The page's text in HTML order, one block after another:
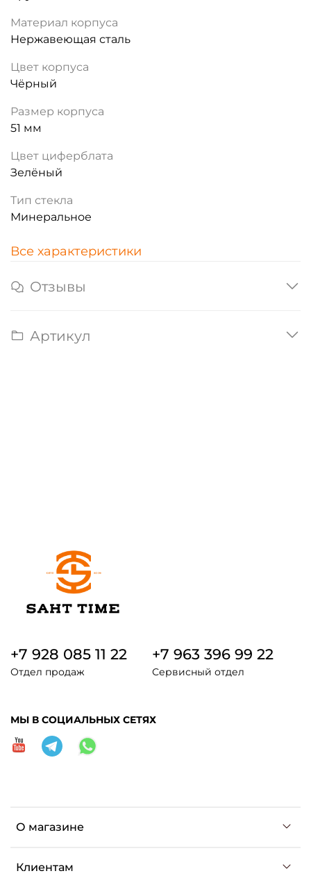
Материал корпуса
Нержавеющая сталь
Цвет корпуса
Чёрный
Размер корпуса
51 мм
Цвет циферблата
Зелёный
Тип стекла
Минеральное
Все характеристики
Отзывы
Артикул
О магазине
Клиентам
+7 928 085 11 22
Отдел продаж
+7 963 396 99 22
Сервисный отдел
МЫ В СОЦИАЛЬНЫХ СЕТЯХ